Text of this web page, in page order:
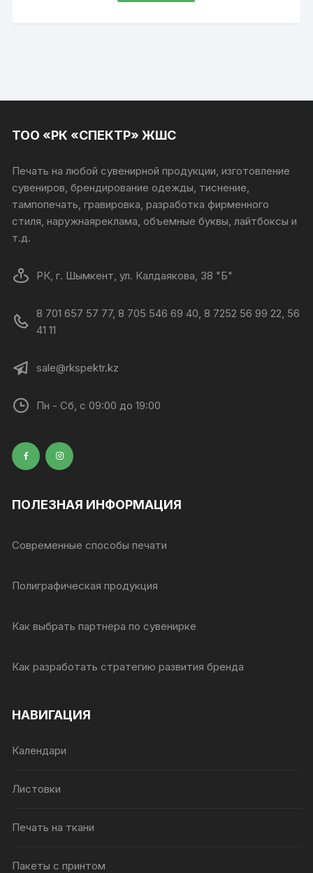
ТОО «РК «СПЕКТР» ЖШС
Печать на любой сувенирной продукции, изготовление
сувениров, брендирование одежды, тиснение,
тампопечать, гравировка, разработка фирменного
стиля, наружнаяреклама, объемные буквы, лайтбоксы и
т.д.
РК, г. Шымкент, ул. Калдаякова, 38 "Б"
8 701 657 57 77, 8 705 546 69 40, 8 7252 56 99 22, 56
41 11
sale@rkspektr.kz
Пн - Сб, с 09:00 до 19:00
ПОЛЕЗНАЯ ИНФОРМАЦИЯ
Современные способы печати
Полиграфическая продукция
Как выбрать партнера по сувенирке
Как разработать стратегию развития бренда
НАВИГАЦИЯ
Календари
Листовки
Печать на ткани
Пакеты с принтом